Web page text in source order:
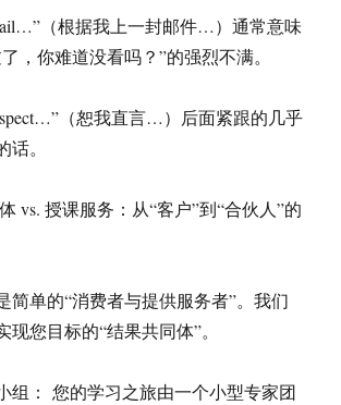
（根据我上一封邮件…）通常意味
，你难道没看吗？”的强烈不满。
（恕我直言…）后面紧跟的几乎
。
vs. 授课服务：从“客户”到“合伙人”的
简单的“消费者与提供服务者”。我们
现您目标的“结果共同体”。
组： 您的学习之旅由一个小型专家团